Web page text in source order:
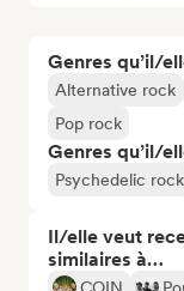
Genres qu’il/
Alternative rock
Pop rock
Genres qu’il/
Psychedelic rock
Il/elle veut
similaires à…